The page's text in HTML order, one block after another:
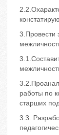
3.Провести
работы по
старших
3.3.